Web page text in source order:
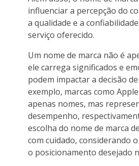
influenciar a percepção do
a qualidade e a
serviço oferecido.
Um nome de marca não é
ele carrega significados e
podem impactar a decisão
exemplo, marcas como
apenas nomes, mas
desempenho,
escolha do nome de marca
com cuidado, considerando
o posicionamento desejado